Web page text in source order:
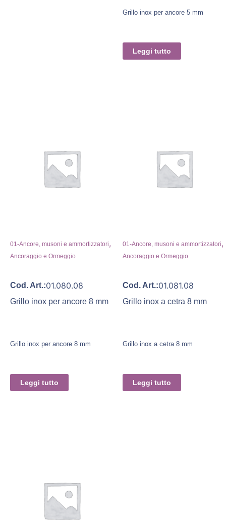
Grillo inox per ancore 5 mm
Leggi tutto
01-Ancore, musoni e ammortizzatori,
Ancoraggio e Ormeggio
Cod. Art.:01.080.08
Grillo inox per ancore 8 mm
Grillo inox per ancore 8 mm
Leggi tutto
01-Ancore, musoni e ammortizzatori,
Ancoraggio e Ormeggio
Cod. Art.:01.081.08
Grillo inox a cetra 8 mm
Grillo inox a cetra 8 mm
Leggi tutto